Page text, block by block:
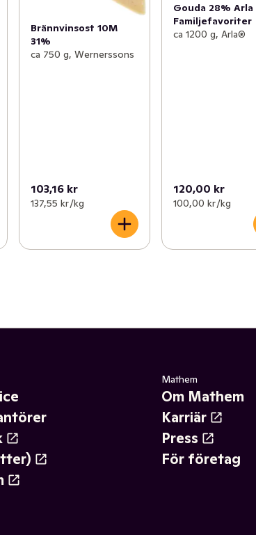
Brännvinsost 10M
31%
ca 750 g, Wernerssons
103,16 kr
137,55 kr /kg
Gouda 28% Arla
Familjefavoriter
ca 1200 g, Arla®
120,00 kr
100,00 kr /kg
Mathem
Om Mathem
Karriär
Press
För företag